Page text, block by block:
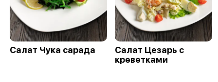
Салат Чука сарада
Салат Цезарь с
креветками